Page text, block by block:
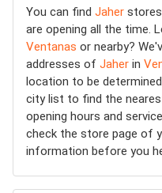
You can find Jaher
are opening all the time.
Ventanas or nearby?
addresses of Jaher in
location to be
city list to find the
opening hours and
check the store page of
information before you